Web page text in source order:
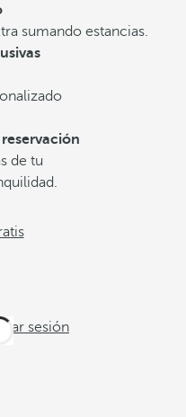
sumando estancias.
de tu
sesión